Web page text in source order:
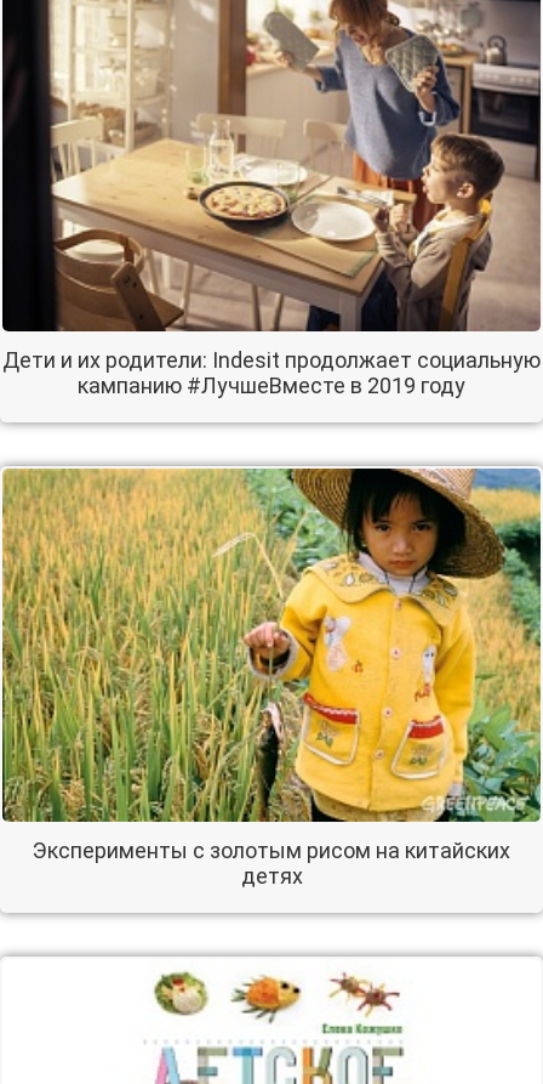
Дети и их родители: Indesit продолжает социальную
кампанию #ЛучшеВместе в 2019 году
Эксперименты с золотым рисом на китайских
детях